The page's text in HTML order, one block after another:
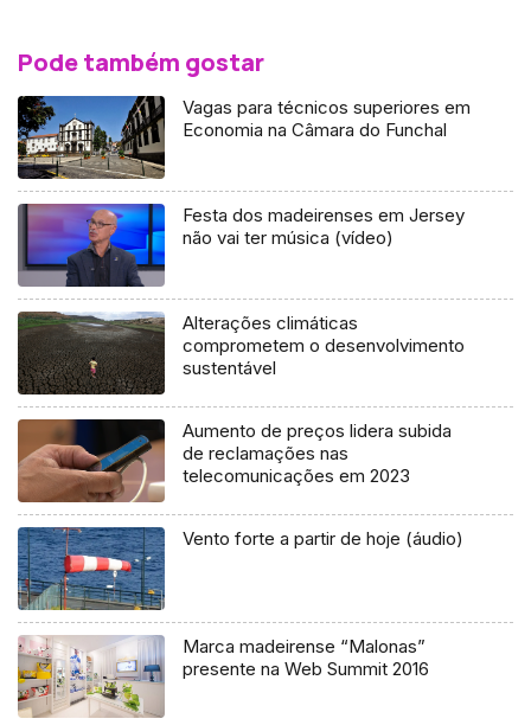
Pode também gostar
Vagas para técnicos superiores em
Economia na Câmara do Funchal
Festa dos madeirenses em Jersey
não vai ter música (vídeo)
Alterações climáticas
comprometem o desenvolvimento
sustentável
Aumento de preços lidera subida
de reclamações nas
telecomunicações em 2023
Vento forte a partir de hoje (áudio)
Marca madeirense “Malonas”
presente na Web Summit 2016